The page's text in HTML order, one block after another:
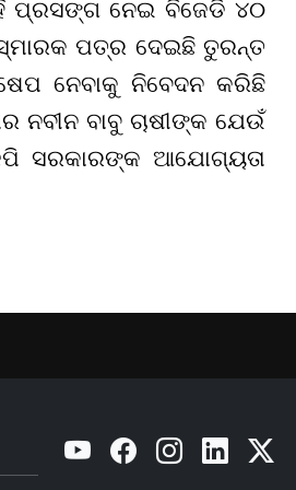
ପ୍ରସଙ୍ଗ ନେଇ ବିଜେଡି ୪୦
ପତ୍ର ଦେଇଛି ତୁରନ୍ତ
ନେବାକୁ ନିବେଦନ କରିଛି
ନବୀନ ବାବୁ ଚାଷୀଙ୍କ ଯେଉଁ
ସରକାରଙ୍କ ଆଯୋଗ୍ୟତା
YouTube Facebook Instagram